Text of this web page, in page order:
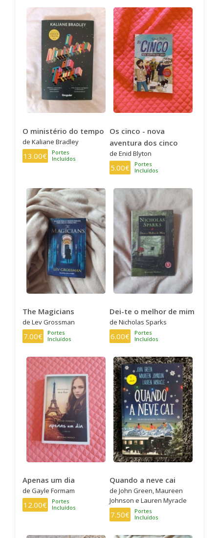
O ministério do tempo
de Kaliane Bradley
13.00€
Portes
Incluídos
Os cinco - nova
aventura dos cinco
de Enid Blyton
5.00€
Portes
Incluídos
The Magicians
de Lev Grossman
7.00€
Portes
Incluídos
Dei-te o melhor de mim
de Nicholas Sparks
6.00€
Portes
Incluídos
Apenas um dia
de Gayle Formam
12.00€
Portes
Incluídos
Quando a neve cai
de John Green, Maureen
Johnson e Lauren Myracle
7.50€
Portes
Incluídos